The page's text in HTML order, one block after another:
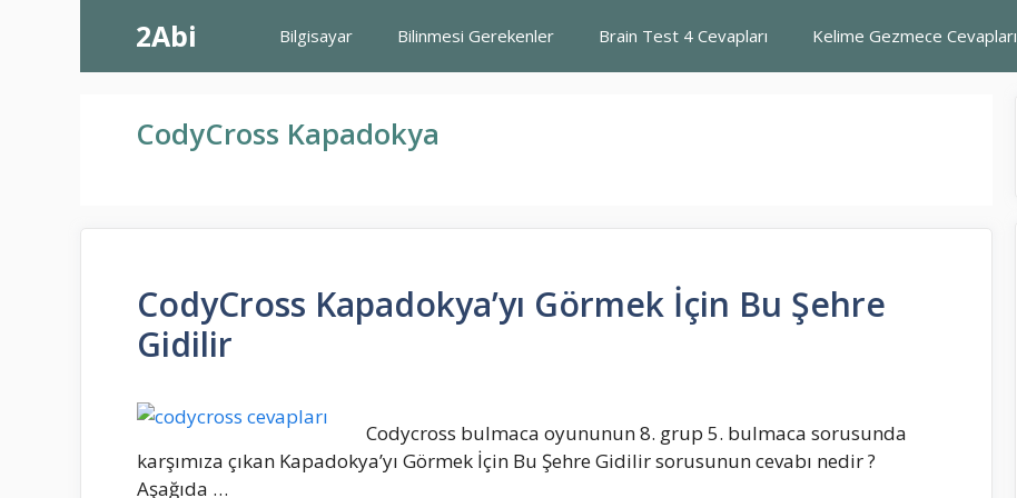
2Abi Bilgisayar Bilinmesi Gerekenler Brain Test 4 Cevapları Kelime Gezmece Cevapları
CodyCross Kapadokya
CodyCross Kapadokya’yı Görmek İçin Bu Şehre
Gidilir
Codycross bulmaca oyununun 8. grup 5. bulmaca sorusunda
karşımıza çıkan Kapadokya’yı Görmek İçin Bu Şehre Gidilir sorusunun cevabı nedir ?
Aşağıda …